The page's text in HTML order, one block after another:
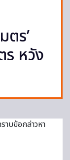
ตร’
ร หวัง